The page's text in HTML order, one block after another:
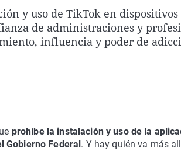
y uso de TikTok en
de administraciones y
influencia y poder de
prohíbe la instalación y uso de la
Gobierno Federal. Y hay quién va más